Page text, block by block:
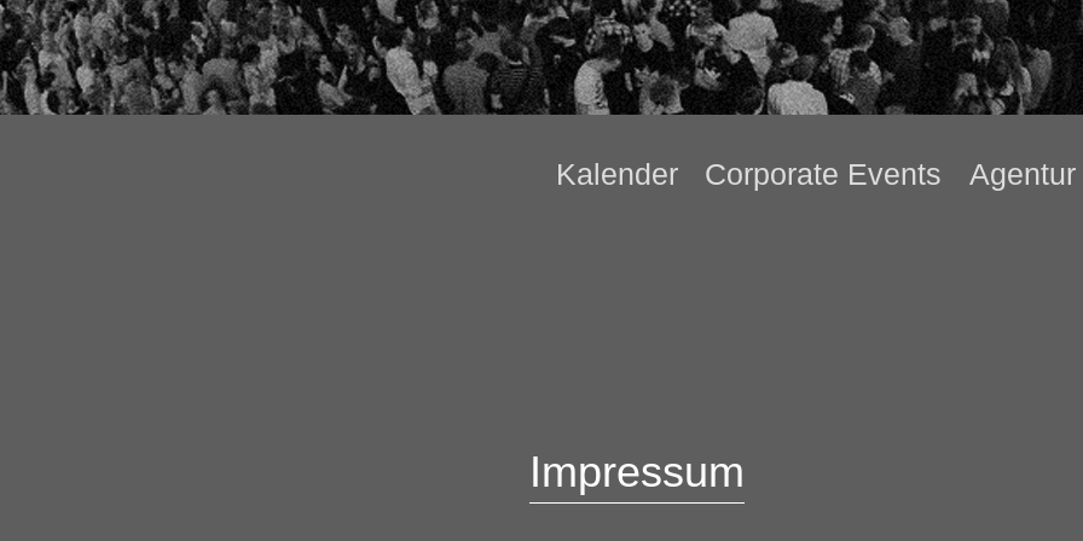
Kalender Corporate Events Agentur
Impressum